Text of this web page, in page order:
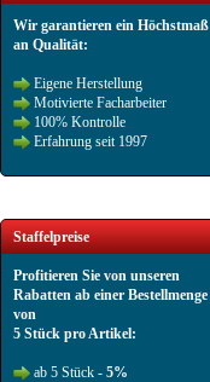
Wir garantieren ein Höchstmaß
an Qualität:
Eigene Herstellung
Motivierte Facharbeiter
100% Kontrolle
Erfahrung seit 1997
Staffelpreise
Profitieren Sie von unseren
Rabatten ab einer Bestellmenge
von
5 Stück pro Artikel:
ab 5 Stück - 5%